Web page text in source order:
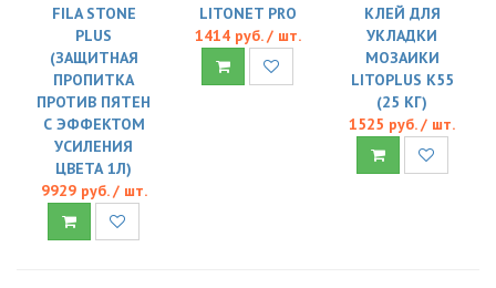
FILA STONE
PLUS
(ЗАЩИТНАЯ
ПРОПИТКА
ПРОТИВ ПЯТЕН
С ЭФФЕКТОМ
УСИЛЕНИЯ
ЦВЕТА 1Л)
9929 руб. / шт.
LITONET PRO
1414 руб. / шт.
КЛЕЙ ДЛЯ
УКЛАДКИ
МОЗАИКИ
LITOPLUS K55
(25 КГ)
1525 руб. / шт.